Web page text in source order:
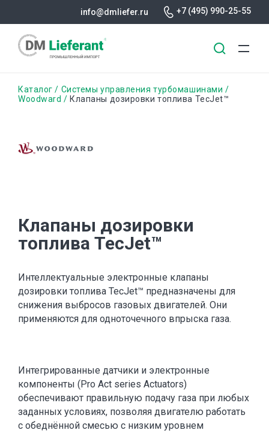
info@dmliefer.ru +7 (495) 990-25-55
Строка
Каталог
Системы управления турбомашинами
Woodward
Клапаны дозировки топлива TecJet™
Клапаны дозировки
топлива TecJet™
Интеллектуальные электронные клапаны
дозировки топлива TecJet™ предназначены для
снижения выбросов газовых двигателей. Они
применяются для одноточечного впрыска газа.
Интегрированные датчики и электронные
компоненты (Pro Act series Actuators)
обеспечивают правильную подачу газа при любых
заданных условиях, позволяя двигателю работать
с обеднённой смесью с низким уровнем